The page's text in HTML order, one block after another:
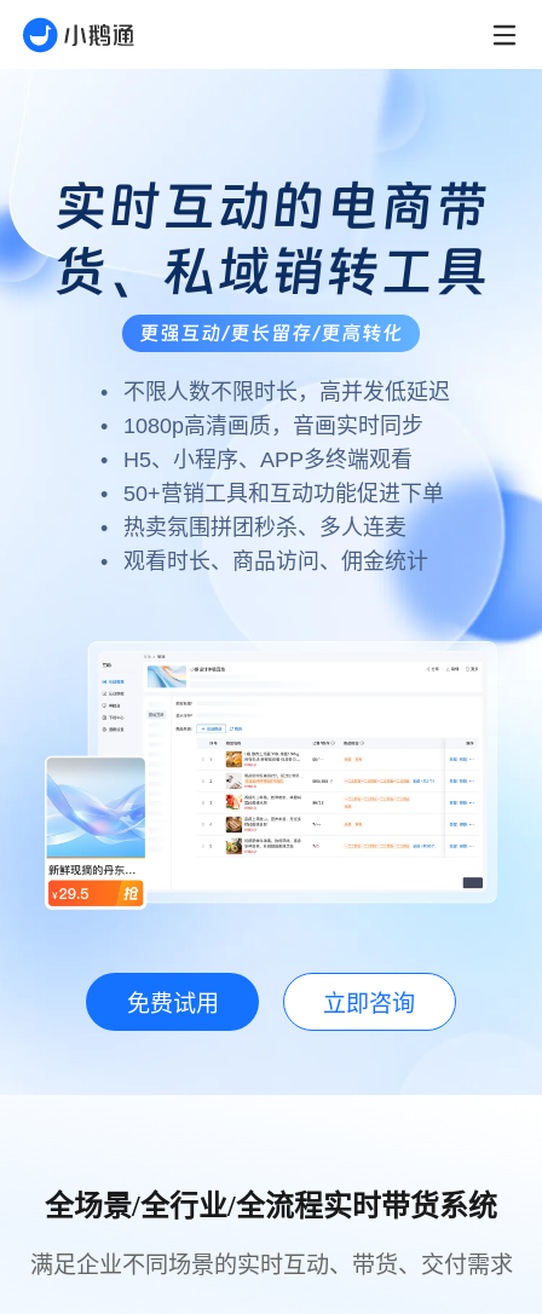
实时互动的电商带
货、私域销转工具
更强互动/更长留存/更高转化
不限人数不限时长，高并发低延迟
1080p高清画质，音画实时同步
H5、小程序、APP多终端观看
50+营销工具和互动功能促进下单
热卖氛围拼团秒杀、多人连麦
观看时长、商品访问、佣金统计
免费试用 立即咨询
全场景/全行业/全流程实时带货系统
满足企业不同场景的实时互动、带货、交付需求